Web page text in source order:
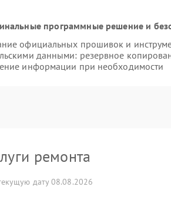
программные решение и
официальных прошивок и
данными: резервное
информации при необходимости
ремонта
дату 08.08.2026